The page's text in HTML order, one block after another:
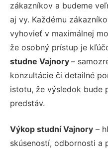
zákazníkov a budeme
aj vy. Každému
vyhovieť v maximálnej
že osobný prístup je
studne Vajnory –
konzultácie či detailné
istotu, že výsledok bude
predstáv.
Výkop studní Vajnory –
skúseností, odbornosti a